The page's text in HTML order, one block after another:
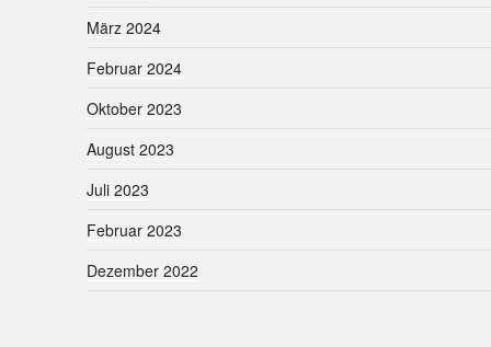
März 2024
Februar 2024
Oktober 2023
August 2023
Juli 2023
Februar 2023
Dezember 2022